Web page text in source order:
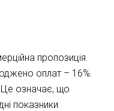
пропозиція
оплат – 16%.
означає, що
показники